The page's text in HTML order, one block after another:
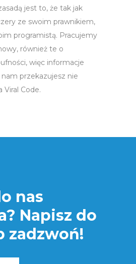
jest to, że tak jak
ze swoim prawnikiem,
programistą. Pracujemy
również te o
więc informacje
przekazujesz nie
Viral Code.
nas
Napisz do
zadzwoń!